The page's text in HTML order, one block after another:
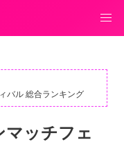
バル 総合ランキング
ッチフェ